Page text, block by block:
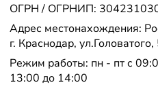
ОГРН / ОГРНИП:
Адрес местонахождения:
г. Краснодар,
Режим работы: пн - пт с
13:00 до 14:00